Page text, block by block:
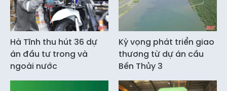
Hà Tĩnh thu hút 36 dự
án đầu tư trong và
ngoài nước
Kỳ vọng phát triển giao
thương từ dự án cầu
Bến Thủy 3